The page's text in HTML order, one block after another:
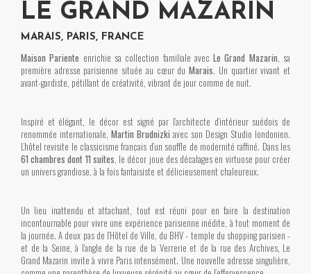
LE GRAND MAZARIN
MARAIS, PARIS, FRANCE
Maison Pariente enrichie sa collection familiale avecLe Grand Mazarin, sa
première adresse parisienne située au cœur duMarais. Un quartier vivant et
avant-gardiste, pétillant de créativité, vibrant de jour comme de nuit.
Inspiré et élégant, le décor est signé par l’architecte d’intérieur suédois de
renommée internationale, Martin Brudnizki avec son Design Studio londonien.
L’hôtel revisite le classicisme français d’un souffle de modernité raffiné. Dans les
61 chambres dont 11 suites, le décor joue des décalages en virtuose pour créer
un univers grandiose, à la fois fantaisiste et délicieusement chaleureux.
Un lieu inattendu et attachant, tout est réuni pour en faire la destination
incontournable pour vivre une expérience parisienne inédite, à tout moment de
la journée. A deux pas de l’Hôtel de Ville, du BHV - temple du shopping parisien -
et de la Seine, à l’angle de la rue de la Verrerie et de la rue des Archives, Le
Grand Mazarin invite à vivre Paris intensément. Une nouvelle adresse singulière,